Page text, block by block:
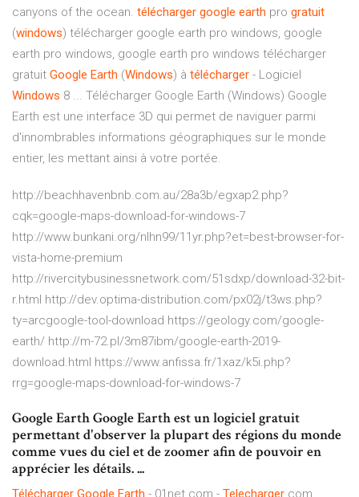
canyons of the ocean. télécharger google earth pro gratuit
(windows) télécharger google earth pro windows, google
earth pro windows, google earth pro windows télécharger
gratuit Google Earth (Windows) à télécharger - Logiciel
Windows 8 ... Télécharger Google Earth (Windows) Google
Earth est une interface 3D qui permet de naviguer parmi
d'innombrables informations géographiques sur le monde
entier, les mettant ainsi à votre portée.
http://beachhavenbnb.com.au/28a3b/egxap2.php?
cqk=google-maps-download-for-windows-7
http://www.bunkani.org/nlhn99/11yr.php?et=best-browser-for-
vista-home-premium
http://rivercitybusinessnetwork.com/51sdxp/download-32-bit-
r.html http://dev.optima-distribution.com/px02j/t3ws.php?
ty=arcgoogle-tool-download https://geology.com/google-
earth/ http://m-72.pl/3m87ibm/google-earth-2019-
download.html https://www.anfissa.fr/1xaz/k5i.php?
rrg=google-maps-download-for-windows-7
Google Earth Google Earth est un logiciel gratuit
permettant d'observer la plupart des régions du monde
comme vues du ciel et de zoomer afin de pouvoir en
apprécier les détails. ...